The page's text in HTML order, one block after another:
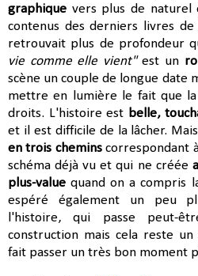
graphique vers plus de
contenus des derniers livres
retrouvait plus de profondeur
vie comme elle vient"est un
scène un couple de longue date
mettre en lumière le fait que
droits. L'histoire est belle,
et il est difficile de la lâcher.
en trois cheminscorrespondant
schéma déjà vu et qui ne créée
plus-value quand on a compris
espéré également un peu
l'histoire, qui passe peut-
construction mais cela reste
fait passer un très bon moment